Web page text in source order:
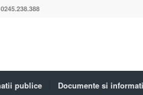
publice Documente si